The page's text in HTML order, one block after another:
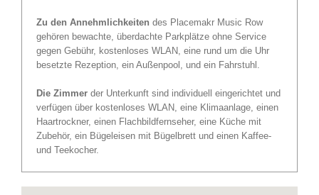
Zu den Annehmlichkeiten des Placemakr Music Row
gehören bewachte, überdachte Parkplätze ohne Service
gegen Gebühr, kostenloses WLAN, eine rund um die Uhr
besetzte Rezeption, ein Außenpool, und ein Fahrstuhl.
Die Zimmer der Unterkunft sind individuell eingerichtet und
verfügen über kostenloses WLAN, eine Klimaanlage, einen
Haartrockner, einen Flachbildfernseher, eine Küche mit
Zubehör, ein Bügeleisen mit Bügelbrett und einen Kaffee-
und Teekocher.